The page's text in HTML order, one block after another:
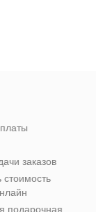
заказов
стоимость
подарочная